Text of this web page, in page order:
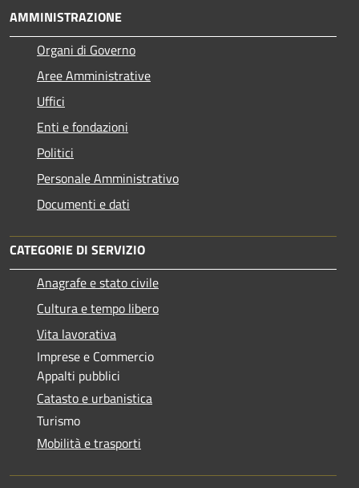
AMMINISTRAZIONE
Organi di Governo
Aree Amministrative
Uffici
Enti e fondazioni
Politici
Personale Amministrativo
Documenti e dati
CATEGORIE DI SERVIZIO
Anagrafe e stato civile
Cultura e tempo libero
Vita lavorativa
Imprese e Commercio
Appalti pubblici
Catasto e urbanistica
Turismo
Mobilità e trasporti